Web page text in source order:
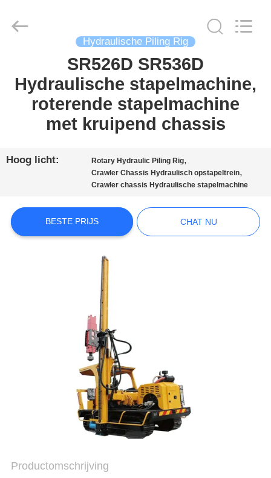
PRODUCTEN
SHOW
ONS
FABRIEKSREIS
KWALITEITSCONTROLE
CONTACTEER
NEWS
Heavy
Industry
Hydraulische Piling Rig
SR526D SR536D
Hydraulische stapelmachine,
roterende stapelmachine
met kruipend chassis
Hoog licht: Rotary Hydraulic Piling Rig,
Crawler Chassis Hydraulisch opstapeltrein,
Crawler chassis Hydraulische stapelmachine
BESTE PRIJS CHAT NU
Productomschrijving